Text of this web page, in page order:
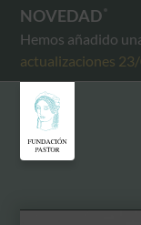
NOVEDAD
Hemos añadido
actualizaciones